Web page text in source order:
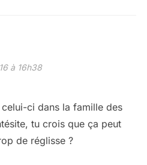
à 16h38
ci dans la famille des
tu crois que ça peut
de réglisse ?